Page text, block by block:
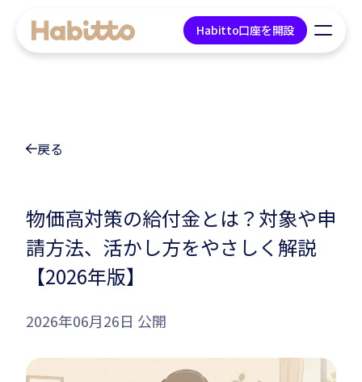
Habitto口座を開設
マネープラン相談
会社情報
戻る
物価高対策の給付金とは？対象や申
請方法、活かし方をやさしく解説
【2026年版】
2026年06月26日 公開